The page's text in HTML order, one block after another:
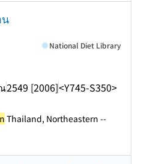
2549 [2006]<Y745-S350>
National Diet Library
Thailand, Northeastern --